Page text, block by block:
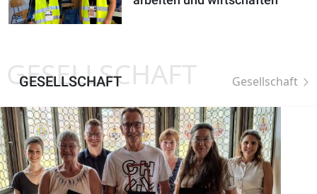
GESELLSCHAFT
GESELLSCHAFT Gesellschaft